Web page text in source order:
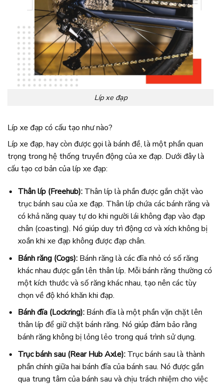
Líp xe đạp
Líp xe đạp có cấu tạo như nào?
Líp xe đạp, hay còn được gọi là bánh đề, là một phần quan
trọng trong hệ thống truyền động của xe đạp. Dưới đây là
cấu tạo cơ bản của líp xe đạp:
Thân líp (Freehub):Thân líp là phần được gắn chặt vào
trục bánh sau của xe đạp. Thân líp chứa các bánh răng và
có khả năng quay tự do khi người lái không đạp vào đạp
chân (coasting). Nó giúp duy trì động cơ và xích không bị
xoắn khi xe đạp không được đạp chân.
Bánh răng (Cogs):Bánh răng là các đĩa nhỏ có số răng
khác nhau được gắn lên thân líp. Mỗi bánh răng thường có
một kích thước và số răng khác nhau, tạo nên các tùy
chọn về độ khó khăn khi đạp.
Bánh đĩa (Lockring):Bánh đĩa là một phần vặn chặt lên
thân líp để giữ chặt bánh răng. Nó giúp đảm bảo rằng
bánh răng không bị lỏng lẻo trong quá trình sử dụng.
Trục bánh sau (Rear Hub Axle):Trục bánh sau là thành
phần chính giữa hai bánh đĩa của bánh sau. Nó được gắn
qua trung tâm của bánh sau và chịu trách nhiệm cho việc